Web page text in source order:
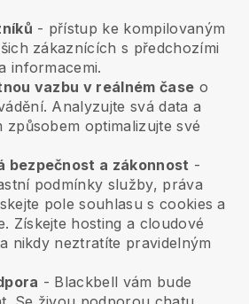
- přístup ke kompilovaným
zákaznících s předchozími
informacemi.
vazbu v reálném čase o
Analyzujte svá data a
způsobem optimalizujte své
bezpečnost a zákonnost -
podmínky služby, práva
pole souhlasu s cookies a
Získejte hosting a cloudové
nikdy neztratíte pravidelným
- Blackbell vám bude